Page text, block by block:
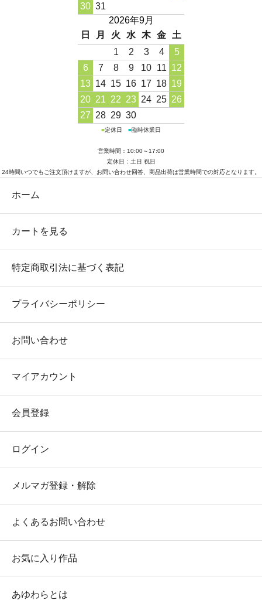
30 31
2026年9月
日
月 火 水 木 金
土
1
2 3 4
5
6
7 8 9 10 11 12
13 14 15 16 17 18 19
20 21 22 23 24 25 26
27 28 29 30
■定休日 ■臨時休業日
営業時間：10:00～17:00
定休日：土日 祝日
24時間いつでもご注文頂けますが、お問い合わせ回答、商品出荷は営業時間での対応となります。
ホーム
カートを見る
特定商取引法に基づく表記
プライバシーポリシー
お問い合わせ
マイアカウント
会員登録
ログイン
メルマガ登録・解除
よくあるお問い合わせ
お気に入り作品
あゆわらとは